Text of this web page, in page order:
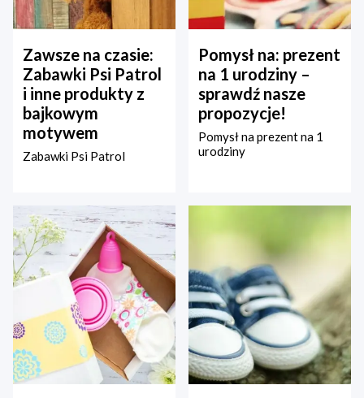
Zawsze na czasie:
Zabawki Psi Patrol
i inne produkty z
bajkowym
motywem
Zabawki Psi Patrol
Pomysł na: prezent
na 1 urodziny –
sprawdź nasze
propozycje!
Pomysł na prezent na 1
urodziny